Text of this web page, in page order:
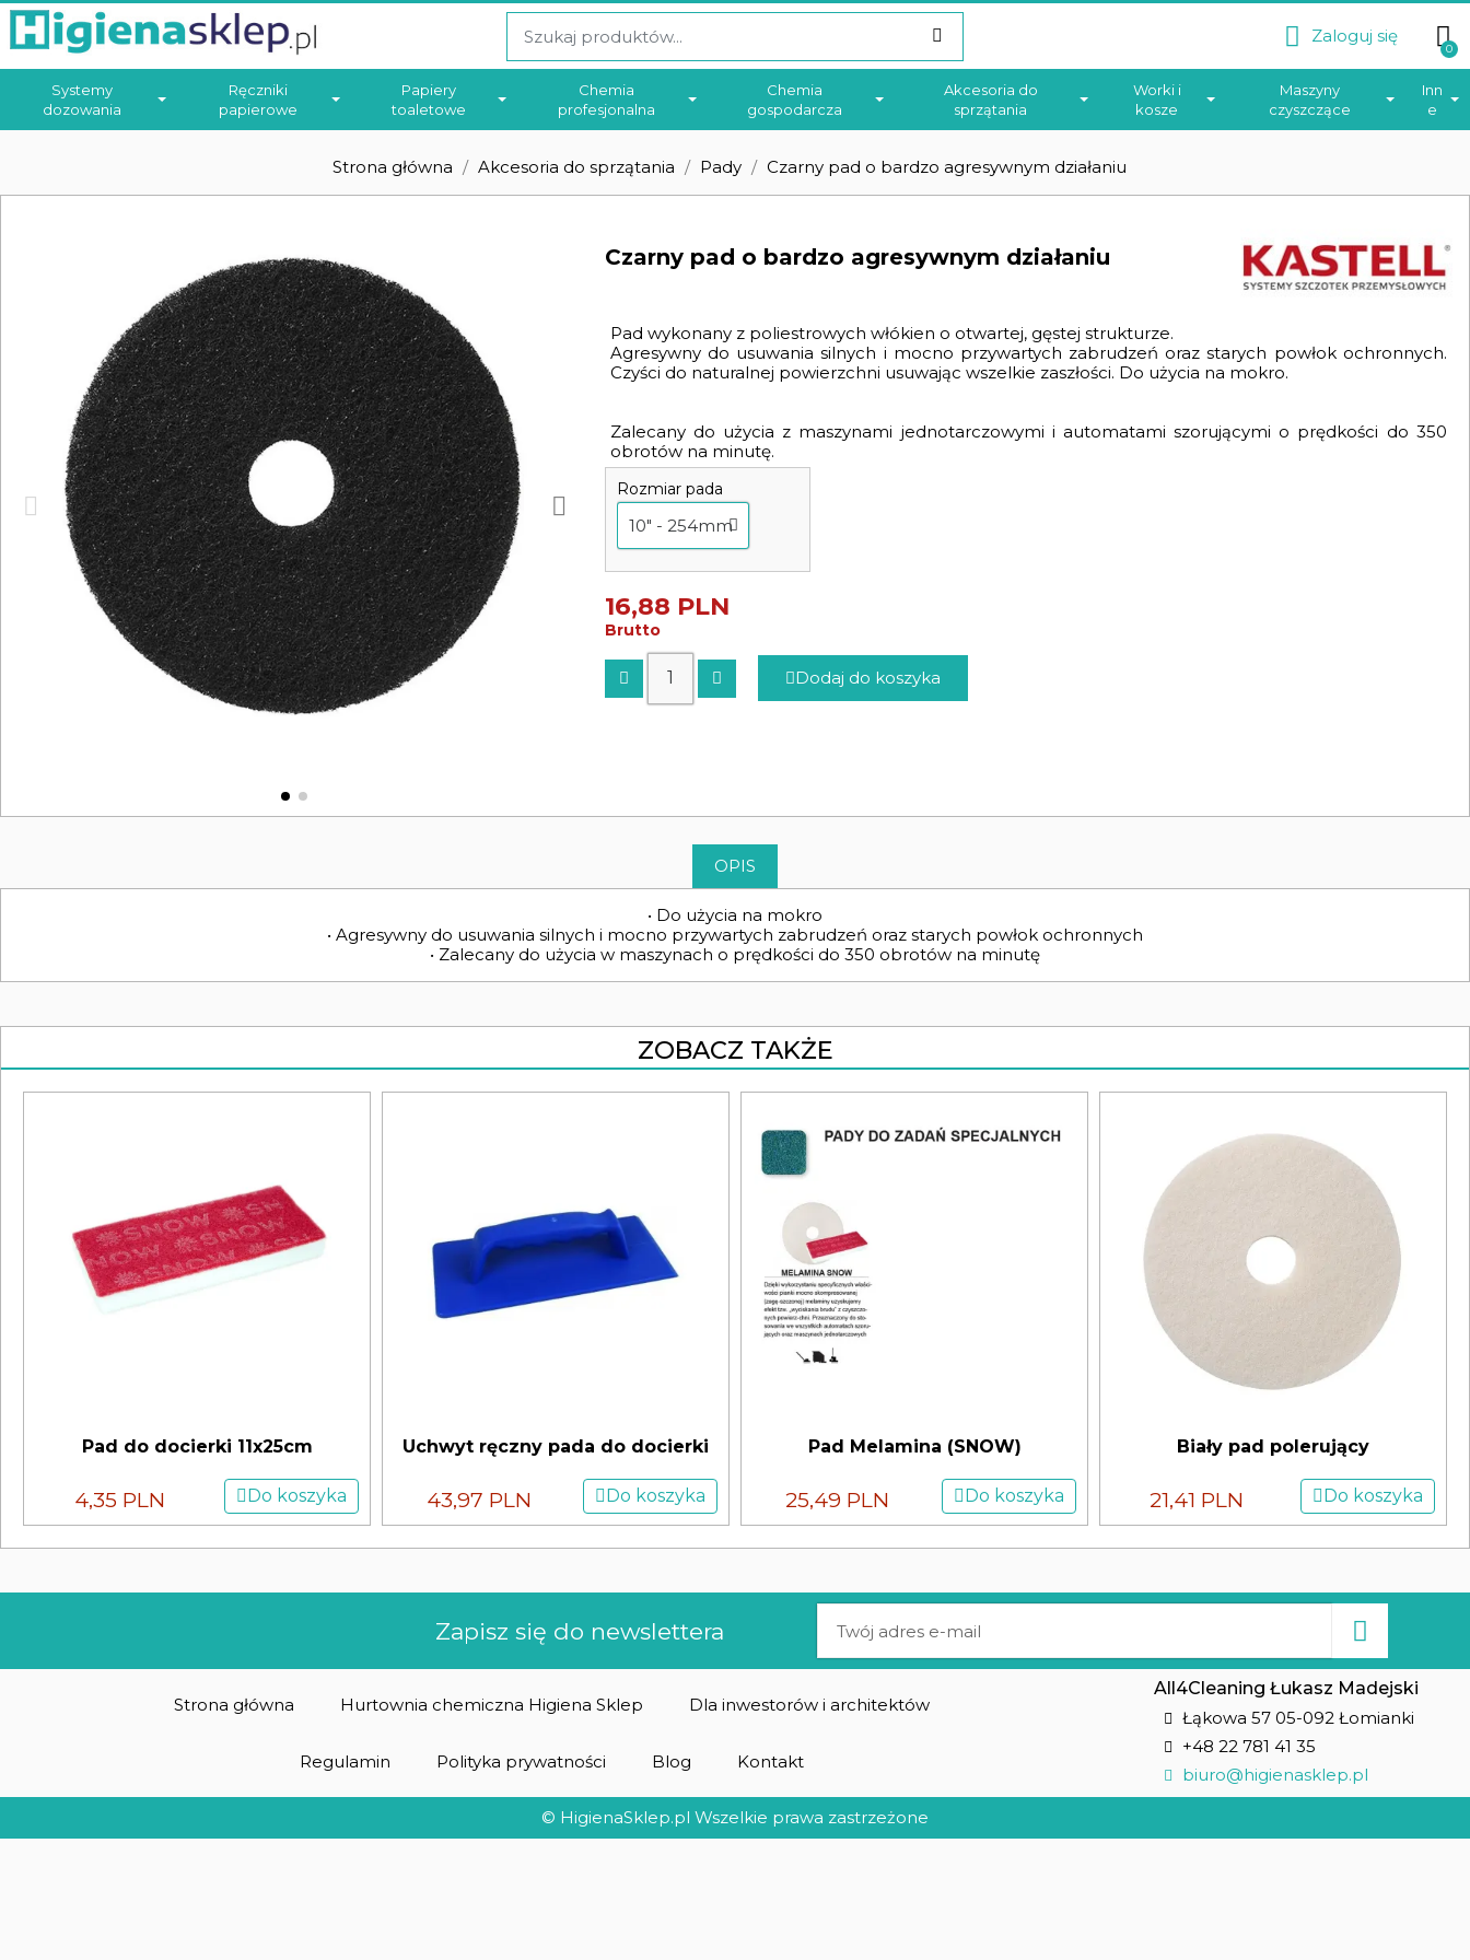
Zaloguj się
Systemy
dozowania
Ręczniki
papierowe
Papiery
toaletowe
Chemia
profesjonalna
Chemia
gospodarcza
Akcesoria do
sprzątania
Worki i
kosze
Maszyny
czyszczące
Inn
e
Strona główna Akcesoria do sprzątania Pady Czarny pad o bardzo agresywnym działaniu
Czarny pad o bardzo agresywnym działaniu
Pad wykonany z poliestrowych włókien o otwartej, gęstej strukturze.
Agresywny do usuwania silnych i mocno przywartych zabrudzeń oraz starych powłok ochronnych.
Czyści do naturalnej powierzchni usuwając wszelkie zaszłości. Do użycia na mokro.
Zalecany do użycia z maszynami jednotarczowymi i automatami szorującymi o prędkości do 350
obrotów na minutę.
Rozmiar pada
16,88 PLN
Brutto
Dodaj do koszyka
OPIS
• Do użycia na mokro
• Agresywny do usuwania silnych i mocno przywartych zabrudzeń oraz starych powłok ochronnych
• Zalecany do użycia w maszynach o prędkości do 350 obrotów na minutę
ZOBACZ TAKŻE
Pad do docierki 11x25cm
4,35 PLN Do koszyka
Uchwyt ręczny pada do docierki
43,97 PLN Do koszyka
Pad Melamina (SNOW)
25,49 PLN Do koszyka
Biały pad polerujący
21,41 PLN Do koszyka
Zapisz się do newslettera
Strona główna Hurtownia chemiczna Higiena Sklep Dla inwestorów i architektów
Regulamin Polityka prywatności Blog Kontakt
All4Cleaning Łukasz Madejski
Łąkowa 57 05-092 Łomianki
+48 22 781 41 35
biuro@higienasklep.pl
© HigienaSklep.pl Wszelkie prawa zastrzeżone